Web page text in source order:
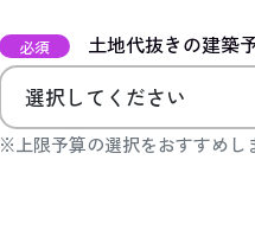
必須 土地代抜きの建築
※上限予算の選択をおすすめし